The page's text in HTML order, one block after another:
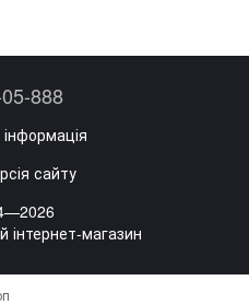
888
сайту
інтернет-магазин